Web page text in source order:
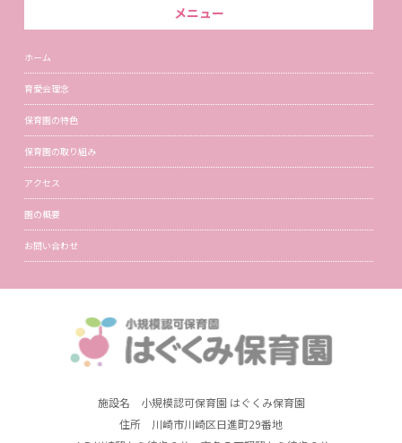
メニュー
ホーム
育愛会理念
保育園の特色
保育園の取り組み
アクセス
園の概要
お問い合わせ
施設名 小規模認可保育園 はぐくみ保育園
住所 川崎市川崎区日進町29番地